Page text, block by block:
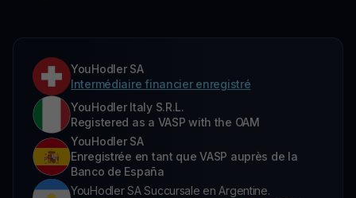
YouHodler SA
Intermédiaire financier enregistré
YouHodler Italy S.R.L.
Registered as a VASP with the OAM
YouHodler SA
Enregistrée en tant que VASP auprès de la
Banco de España
YouHodler SA Succursale en Argentine.